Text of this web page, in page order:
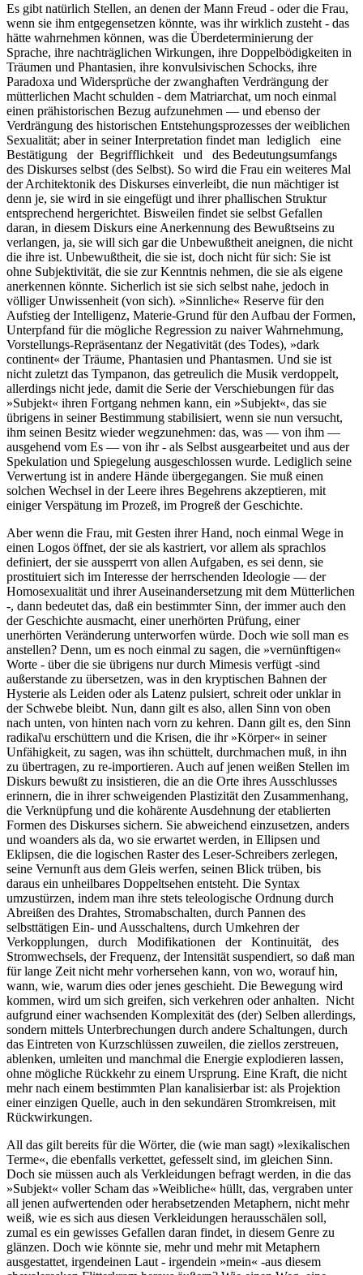
Es gibt natürlich Stellen, an denen der Mann Freud - oder die Frau,
wenn sie ihm entgegensetzen könnte, was ihr wirklich zusteht - das
hätte wahrnehmen können, was die Überdeterminierung der
Sprache, ihre nachträglichen Wirkungen, ihre Doppelbödigkeiten in
Träumen und Phantasien, ihre konvulsivischen Schocks, ihre
Paradoxa und Widersprüche der zwanghaften Verdrängung der
mütterlichen Macht schulden - dem Matriarchat, um noch einmal
einen prähistorischen Bezug aufzunehmen — und ebenso der
Verdrängung des historischen Entstehungsprozesses der weiblichen
Sexualität; aber in seiner Interpretation findet man lediglich eine
Bestätigung der Begrifflichkeit und des Bedeutungsumfangs
des Diskurses selbst (des Selbst). So wird die Frau ein weiteres Mal
der Architektonik des Diskurses einverleibt, die nun mächtiger ist
denn je, sie wird in sie eingefügt und ihrer phallischen Struktur
entsprechend hergerichtet. Bisweilen findet sie selbst Gefallen
daran, in diesem Diskurs eine Anerkennung des Bewußtseins zu
verlangen, ja, sie will sich gar die Unbewußtheit aneignen, die nicht
die ihre ist. Unbewußtheit, die sie ist, doch nicht für sich: Sie ist
ohne Subjektivität, die sie zur Kenntnis nehmen, die sie als eigene
anerkennen könnte. Sicherlich ist sie sich selbst nahe, jedoch in
völliger Unwissenheit (von sich). »Sinnliche« Reserve für den
Aufstieg der Intelligenz, Materie-Grund für den Aufbau der Formen,
Unterpfand für die mögliche Regression zu naiver Wahrnehmung,
Vorstellungs-Repräsentanz der Negativität (des Todes), »dark
continent« der Träume, Phantasien und Phantasmen. Und sie ist
nicht zuletzt das Tympanon, das getreulich die Musik verdoppelt,
allerdings nicht jede, damit die Serie der Verschiebungen für das
»Subjekt« ihren Fortgang nehmen kann, ein »Subjekt«, das sie
übrigens in seiner Bestimmung stabilisiert, wenn sie nun versucht,
ihm seinen Besitz wieder wegzunehmen: das, was — von ihm —
ausgehend vom Es — von ihr - als Selbst ausgearbeitet und aus der
Spekulation und Spiegelung ausgeschlossen wurde. Lediglich seine
Verwertung ist in andere Hände übergegangen. Sie muß einen
solchen Wechsel in der Leere ihres Begehrens akzeptieren, mit
einiger Verspätung im Prozeß, im Progreß der Geschichte.
Aber wenn die Frau, mit Gesten ihrer Hand, noch einmal Wege in
einen Logos öffnet, der sie als kastriert, vor allem als sprachlos
definiert, der sie aussperrt von allen Aufgaben, es sei denn, sie
prostituiert sich im Interesse der herrschenden Ideologie — der
Homosexualität und ihrer Auseinandersetzung mit dem Mütterlichen
-, dann bedeutet das, daß ein bestimmter Sinn, der immer auch den
der Geschichte ausmacht, einer unerhörten Prüfung, einer
unerhörten Veränderung unterworfen würde. Doch wie soll man es
anstellen? Denn, um es noch einmal zu sagen, die »vernünftigen«
Worte - über die sie übrigens nur durch Mimesis verfügt -sind
außerstande zu übersetzen, was in den kryptischen Bahnen der
Hysterie als Leiden oder als Latenz pulsiert, schreit oder unklar in
der Schwebe bleibt. Nun, dann gilt es also, allen Sinn von oben
nach unten, von hinten nach vorn zu kehren. Dann gilt es, den Sinn
radikal\u erschüttern und die Krisen, die ihr »Körper« in seiner
Unfähigkeit, zu sagen, was ihn schüttelt, durchmachen muß, in ihn
zu übertragen, zu re-importieren. Auch auf jenen weißen Stellen im
Diskurs bewußt zu insistieren, die an die Orte ihres Ausschlusses
erinnern, die in ihrer schweigenden Plastizität den Zusammenhang,
die Verknüpfung und die kohärente Ausdehnung der etablierten
Formen des Diskurses sichern. Sie abweichend einzusetzen, anders
und woanders als da, wo sie erwartet werden, in Ellipsen und
Eklipsen, die die logischen Raster des Leser-Schreibers zerlegen,
seine Vernunft aus dem Gleis werfen, seinen Blick trüben, bis
daraus ein unheilbares Doppeltsehen entsteht. Die Syntax
umzustürzen, indem man ihre stets teleologische Ordnung durch
Abreißen des Drahtes, Stromabschalten, durch Pannen des
selbsttätigen Ein- und Ausschaltens, durch Umkehren der
Verkopplungen, durch Modifikationen der Kontinuität, des
Stromwechsels, der Frequenz, der Intensität suspendiert, so daß man
für lange Zeit nicht mehr vorhersehen kann, von wo, worauf hin,
wann, wie, warum dies oder jenes geschieht. Die Bewegung wird
kommen, wird um sich greifen, sich verkehren oder anhalten. Nicht
aufgrund einer wachsenden Komplexität des (der) Selben allerdings,
sondern mittels Unterbrechungen durch andere Schaltungen, durch
das Eintreten von Kurzschlüssen zuweilen, die ziellos zerstreuen,
ablenken, umleiten und manchmal die Energie explodieren lassen,
ohne mögliche Rückkehr zu einem Ursprung. Eine Kraft, die nicht
mehr nach einem bestimmten Plan kanalisierbar ist: als Projektion
einer einzigen Quelle, auch in den sekundären Stromkreisen, mit
Rückwirkungen.
All das gilt bereits für die Wörter, die (wie man sagt) »lexikalischen
Terme«, die ebenfalls verkettet, gefesselt sind, im gleichen Sinn.
Doch sie müssen auch als Verkleidungen befragt werden, in die das
»Subjekt« voller Scham das »Weibliche« hüllt, das, vergraben unter
all jenen aufwertenden oder herabsetzenden Metaphern, nicht mehr
weiß, wie es sich aus diesen Verkleidungen herausschälen soll,
zumal es ein gewisses Gefallen daran findet, in diesem Genre zu
glänzen. Doch wie könnte sie, mehr und mehr mit Metaphern
ausgestattet, irgendeinen Laut - irgendein »mein« -aus diesem